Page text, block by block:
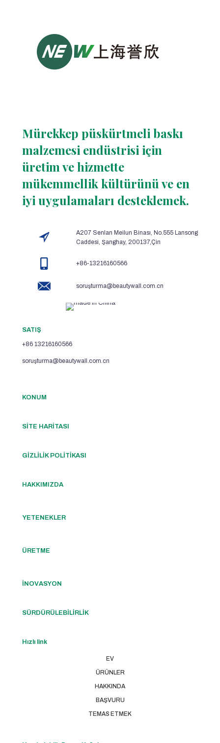
Mürekkep püskürtmeli baskı
malzemesi endüstrisi için
üretim ve hizmette
mükemmellik kültürünü ve en
iyi uygulamaları desteklemek.
A207 Senlan Meilun Binası, No.555 Lansong
Caddesi, Şanghay, 200137,Çin
+86-13216160566
soruşturma@beautywall.com.cn
SATIŞ
+86 13216160566
soruşturma@beautywall.com.cn
KONUM
SİTE HARİTASI
GİZLİLİK POLİTİKASI
HAKKIMIZDA
YETENEKLER
ÜRETME
İNOVASYON
SÜRDÜRÜLEBİLİRLİK
Hızlı link
EV
ÜRÜNLER
HAKKINDA
BAŞVURU
TEMAS ETMEK